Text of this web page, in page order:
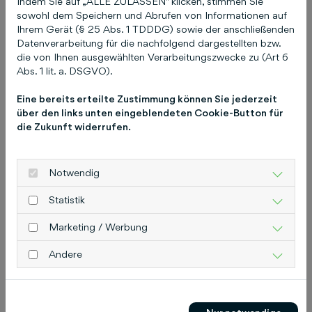
der Region Hannover wieder. nobilis bietet über
das Magazin hinaus themenspezifische
Supplements, digitale Angebote und exklusive
Events. Weitere Informationen finden Sie unter
nobilis.de.Über die Schlütersche
Schlütersche Verlagsgesellschaft mbH & Co. KG
ist ein Mediendienstleister für kleine und mittlere
Unternehmen. Für ihre Kunden entwickelt die
Hand. Das Service-Angebot umfasst unter
anderem Einträge in Branchenverzeichnissen,
die Erstellung von Unternehmenswebseiten und
Suchmaschinenmarketing zur optimalen
Sichtbarkeit im Web. Daneben verfügt die
Schlütersche über ein umfangreiches
und -zeitungen, Online-Medien, zahlreiche
sowohl dem Speichern und Abrufen von Informationen auf
Ihrem Gerät (§ 25 Abs. 1 TDDDG) sowie der anschließenden
Datenverarbeitung für die nachfolgend dargestellten bzw.
die von Ihnen ausgewählten Verarbeitungszwecke zu (Art 6
Abs. 1 lit. a. DSGVO).
Eine bereits erteilte Zustimmung können Sie jederzeit
über den links unten eingeblendeten Cookie-Button für
die Zukunft widerrufen.
Notwendig
Statistik
Marketing / Werbung
Andere